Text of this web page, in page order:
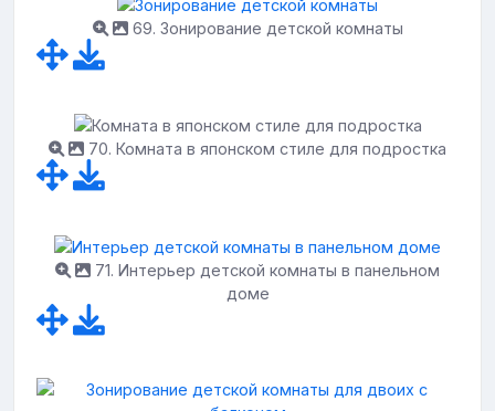
69. Зонирование детской комнаты
70. Комната в японском стиле для подростка
71. Интерьер детской комнаты в панельном
доме